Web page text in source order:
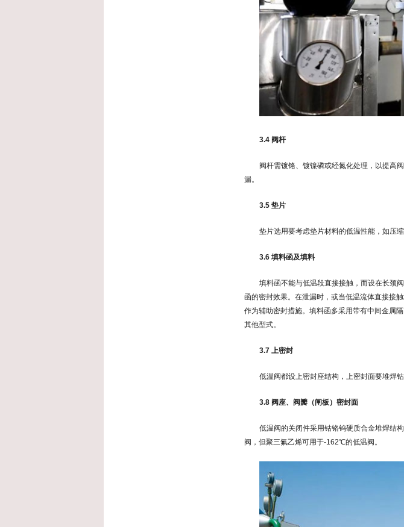
3.4 阀杆
阀杆需镀铬、镀镍磷或经氮化处理，以提高
漏。
3.5 垫片
垫片选用要考虑垫片材料的低温性能，如压
3.6 填料函及填料
填料函不能与低温段直接接触，而设在长颈
函的密封效果。在泄漏时，或当低温流体直接接
作为辅助密封措施。填料函多采用带有中间金属
其他型式。
3.7 上密封
低温阀都设上密封座结构，上密封面要堆焊
3.8 阀座、阀瓣（闸板）密封面
低温阀的关闭件采用钴铬钨硬质合金堆焊结
阀，但聚三氟乙烯可用于-162℃的低温阀。